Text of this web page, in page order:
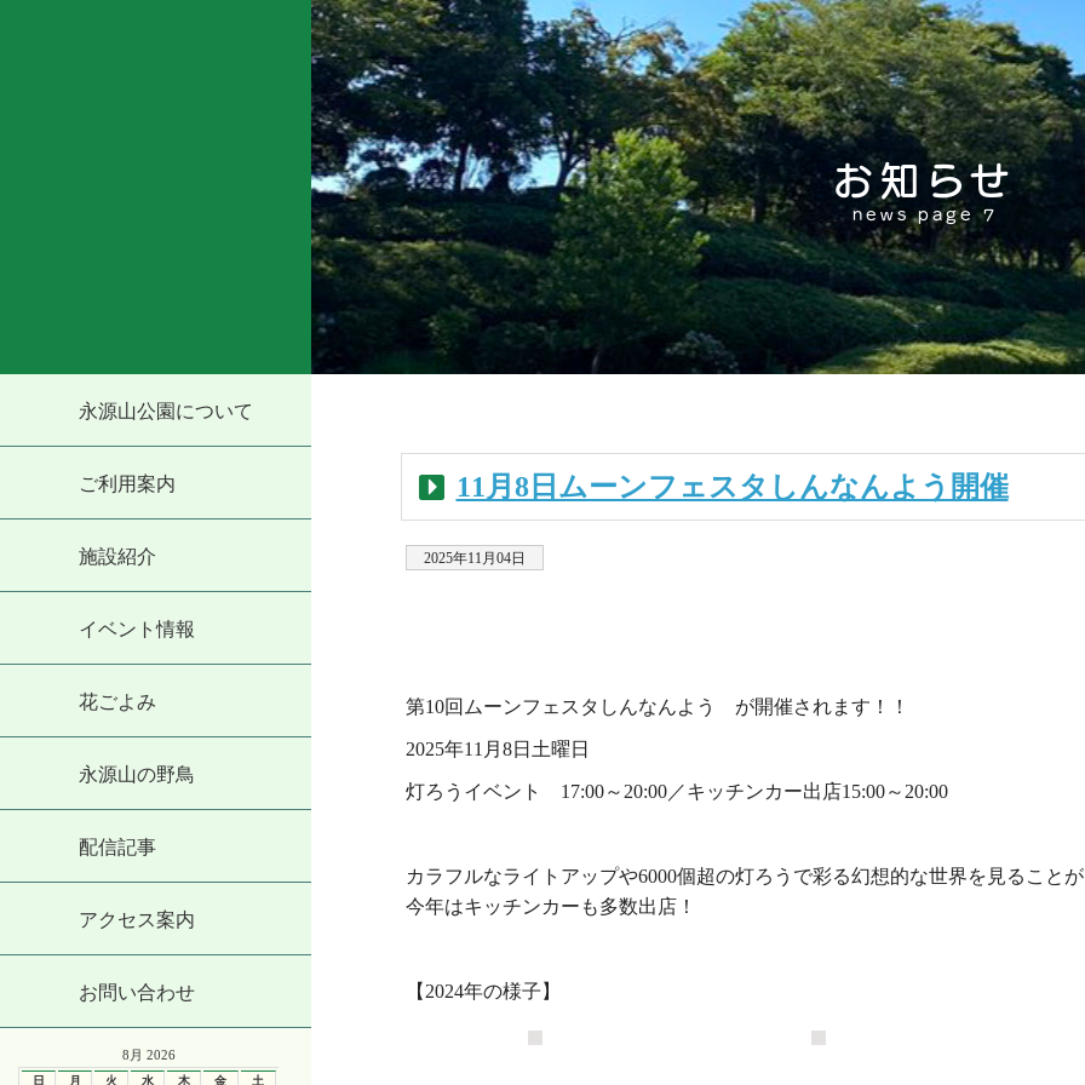
永源山公園について
ご利用案内
施設紹介
イベント情報
花ごよみ
永源山の野鳥
配信記事
アクセス案内
お問い合わせ
8月 2026
日 月 火 水 木 金 土
お知らせ
news page 7
11月8日ムーンフェスタしんなんよう開催
2025年11月04日
第10回ムーンフェスタしんなんよう が開催されます！！
2025年11月8日土曜日
灯ろうイベント 17:00～20:00／キッチンカー出店15:00～20:00
カラフルなライトアップや6000個超の灯ろうで彩る幻想的な世界を見ること
今年はキッチンカーも多数出店！
【2024年の様子】